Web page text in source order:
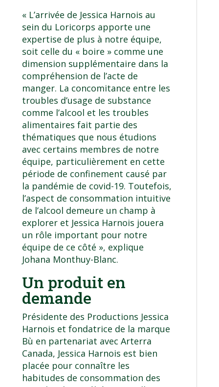
« L’arrivée de Jessica Harnois au
sein du Loricorps apporte une
expertise de plus à notre équipe,
soit celle du « boire » comme une
dimension supplémentaire dans la
compréhension de l’acte de
manger. La concomitance entre les
troubles d’usage de substance
comme l’alcool et les troubles
alimentaires fait partie des
thématiques que nous étudions
avec certains membres de notre
équipe, particulièrement en cette
période de confinement causé par
la pandémie de covid-19. Toutefois,
l’aspect de consommation intuitive
de l’alcool demeure un champ à
explorer et Jessica Harnois jouera
un rôle important pour notre
équipe de ce côté », explique
Johana Monthuy-Blanc.
Un produit en
demande
Présidente des Productions Jessica
Harnois et fondatrice de la marque
Bù en partenariat avec Arterra
Canada, Jessica Harnois est bien
placée pour connaître les
habitudes de consommation des